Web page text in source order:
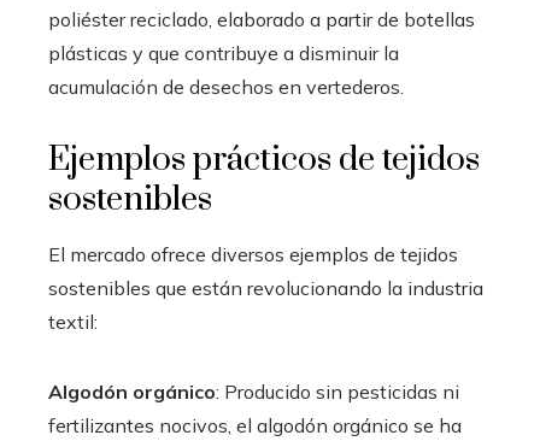
poliéster reciclado, elaborado a partir de botellas
plásticas y que contribuye a disminuir la
acumulación de desechos en vertederos.
Ejemplos prácticos de tejidos
sostenibles
El mercado ofrece diversos ejemplos de tejidos
sostenibles que están revolucionando la industria
textil:
Algodón orgánico: Producido sin pesticidas ni
fertilizantes nocivos, el algodón orgánico se ha